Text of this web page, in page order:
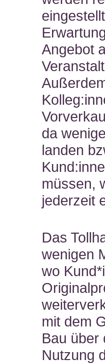
Angebot
da
landen
müssen,
jederzeit
Das
wenigen
wo
mit dem
Bau über
Nutzung